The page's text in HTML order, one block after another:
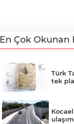
En Çok Okunan
Türk
tek